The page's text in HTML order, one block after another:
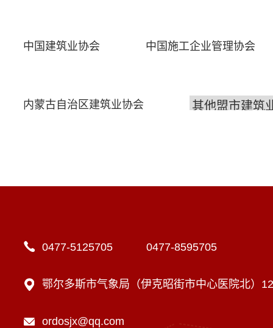
中国建筑业协会 中国施工企业管理协会
内蒙古自治区建筑业协会
0477-5125705 0477-8595705
鄂尔多斯市气象局（伊克昭街市中心医院北）
ordosjx@qq.com